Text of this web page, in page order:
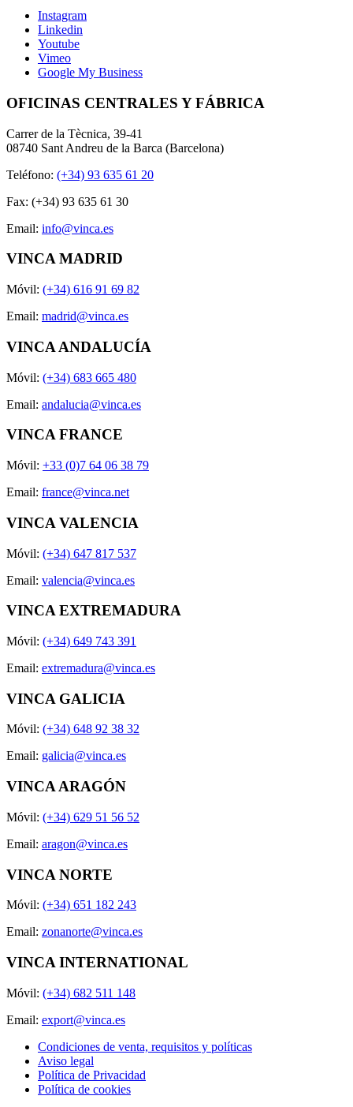
Instagram
Linkedin
Youtube
Vimeo
Google My Business
OFICINAS CENTRALES Y FÁBRICA
Carrer de la Tècnica, 39-41
08740 Sant Andreu de la Barca (Barcelona)
Teléfono: (+34) 93 635 61 20
Fax: (+34) 93 635 61 30
Email: info@vinca.es
VINCA MADRID
Móvil: (+34) 616 91 69 82
Email: madrid@vinca.es
VINCA ANDALUCÍA
Móvil: (+34) 683 665 480
Email: andalucia@vinca.es
VINCA FRANCE
Móvil: +33 (0)7 64 06 38 79
Email: france@vinca.net
VINCA VALENCIA
Móvil: (+34) 647 817 537
Email: valencia@vinca.es
VINCA EXTREMADURA
Móvil: (+34) 649 743 391
Email: extremadura@vinca.es
VINCA GALICIA
Móvil: (+34) 648 92 38 32
Email: galicia@vinca.es
VINCA ARAGÓN
Móvil: (+34) 629 51 56 52
Email: aragon@vinca.es
VINCA NORTE
Móvil: (+34) 651 182 243
Email: zonanorte@vinca.es
VINCA INTERNATIONAL
Móvil: (+34) 682 511 148
Email: export@vinca.es
Condiciones de venta, requisitos y políticas
Aviso legal
Política de Privacidad
Política de cookies